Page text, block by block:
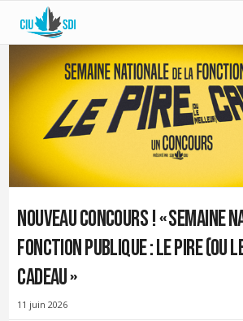
Nouveau concours ! « Semaine
fonction publique : le pire (ou
cadeau »
11 juin 2026